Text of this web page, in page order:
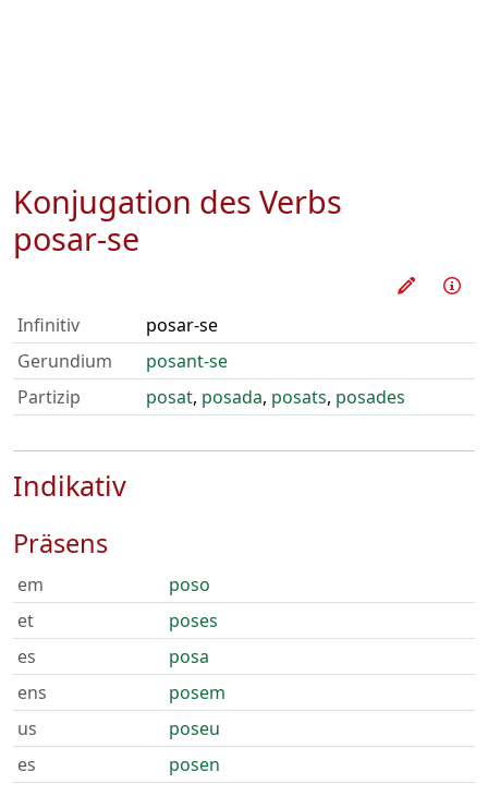
Konjugation des Verbs
posar-se
Verb
Infinitiv
posar-se
Gerundium
posant-se
Partizip
posat, posada, posats, posades
Indikativ
Präsens
em
poso
et
poses
es
posa
ens
posem
us
poseu
es
posen